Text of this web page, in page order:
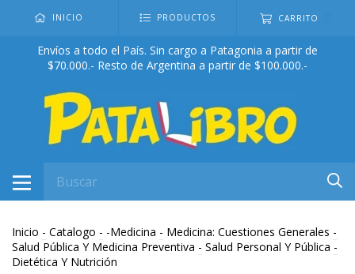
INICIO PRODUCTOS CARRITO
Envíos a todo el País. Sin cargo a Patagonia a partir de
$70.000.- Resto de Argentina a partir de $100.000.-
Inicio - Catalogo - -Medicina - Medicina: Cuestiones Generales -
Salud Pública Y Medicina Preventiva - Salud Personal Y Pública -
Dietética Y Nutrición